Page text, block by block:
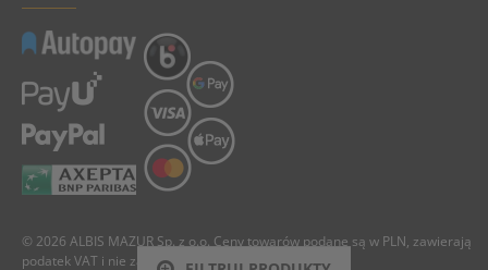
© 2026 ALBIS MAZUR Sp. z o.o. Ceny towarów podane są w PLN, zawierają
podatek VAT i nie zawierają kosztów dostawy.